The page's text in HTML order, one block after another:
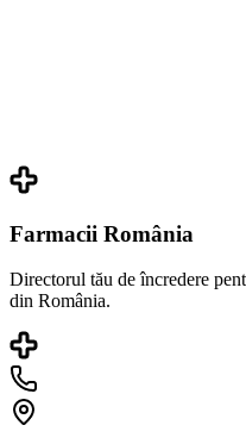
Farmacii România
Directorul tău de încredere
din România.